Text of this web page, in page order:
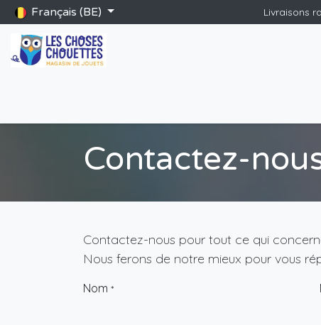
Se rendre au contenu
Français (BE) Livraisons
Contactez-
Contactez-nous pour tout ce qui
Nous ferons de notre mieux pour vous
Nom *